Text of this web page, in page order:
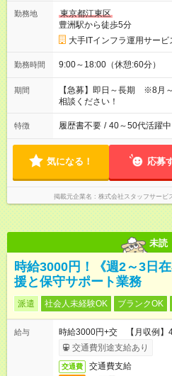
勤務地
東京都江東区
豊洲駅から徒歩5分
大手ITインフラ運用サービ
勤務時間 9:00～18:00（休憩:60分）
期間
【急募】即日～長期 ※8月
相談ください！
特徴 履歴書不要 / 40～50代活躍中
気になる！ 応募
掲載元企業名 株式会社スタッフサー
未読
時給3000円！《週2～3日
援と保守サポート業務
派遣 社会人未経験OK ブランクOK
給与
時給3000円+交 【月収例】
交通費別途支給あり
交通費 交通費支給